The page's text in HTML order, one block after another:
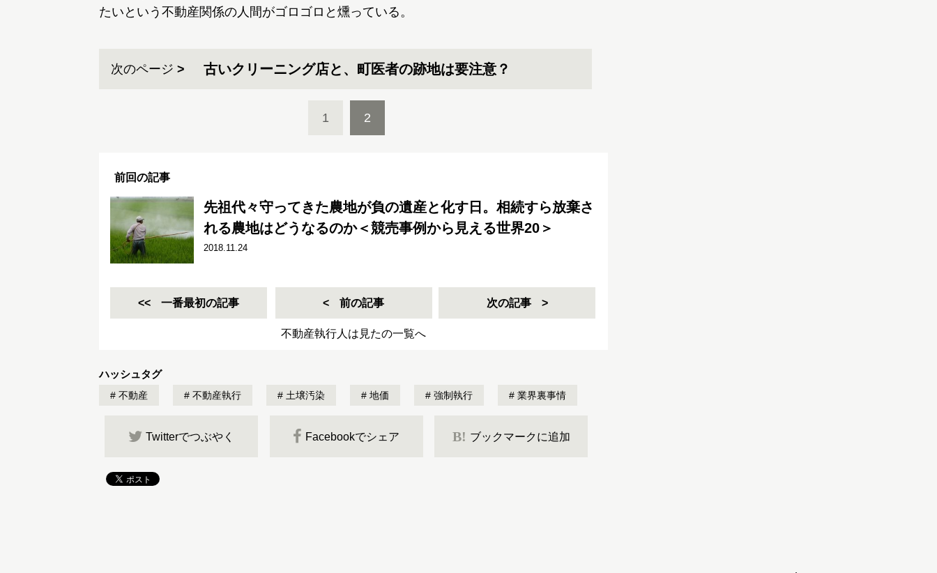
たいという不動産関係の人間がゴロゴロと燻っている。
次のページ 古いクリーニング店と、町医者の跡地は要注意？
1 2
前回の記事
先祖代々守ってきた農地が負の遺産と化す日。相続すら放棄さ
れる農地はどうなるのか＜競売事例から見える世界20＞
2018.11.24
一番最初の記事 前の記事 次の記事
不動産執行人は見たの一覧へ
ハッシュタグ
不動産 不動産執行 土壌汚染 地価 強制執行 業界裏事情
Twitterでつぶやく Facebookでシェア B! ブックマークに追加